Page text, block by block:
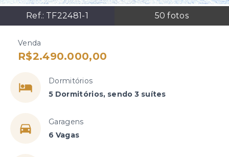
Ref.: TF22481-1 50 fotos
Venda
R$2.490.000,00
Dormitórios
5 Dormitórios, sendo 3 suítes
Garagens
6 Vagas